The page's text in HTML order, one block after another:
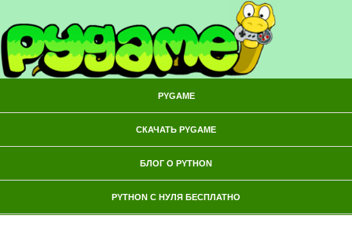
PYGAME
СКАЧАТЬ PYGAME
БЛОГ О PYTHON
PYTHON С НУЛЯ БЕСПЛАТНО